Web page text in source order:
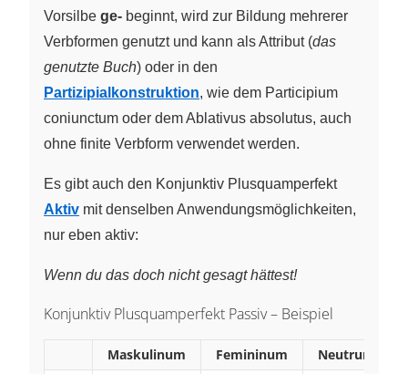
Vorsilbe ge- beginnt, wird zur Bildung mehrerer
Verbformen genutzt und kann als Attribut (das
genutzte Buch) oder in den
Partizipialkonstruktion, wie dem Participium
coniunctum oder dem Ablativus absolutus, auch
ohne finite Verbform verwendet werden.
Es gibt auch den Konjunktiv Plusquamperfekt
Aktiv mit denselben Anwendungsmöglichkeiten,
nur eben aktiv:
Wenn du das doch nicht gesagt hättest!
Konjunktiv Plusquamperfekt Passiv – Beispiel
Maskulinum Femininum
Neutrum